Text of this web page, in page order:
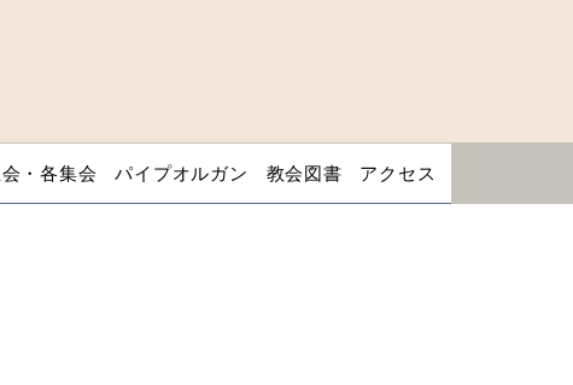
・各集会 パイプオルガン 教会図書 アクセス